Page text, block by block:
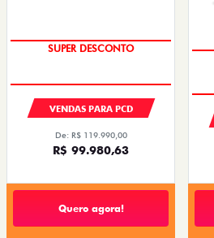
SUPER DESCONTO
VENDAS PARA PCD
De: R$ 119.990,00
R$ 99.980,63
Quero agora!